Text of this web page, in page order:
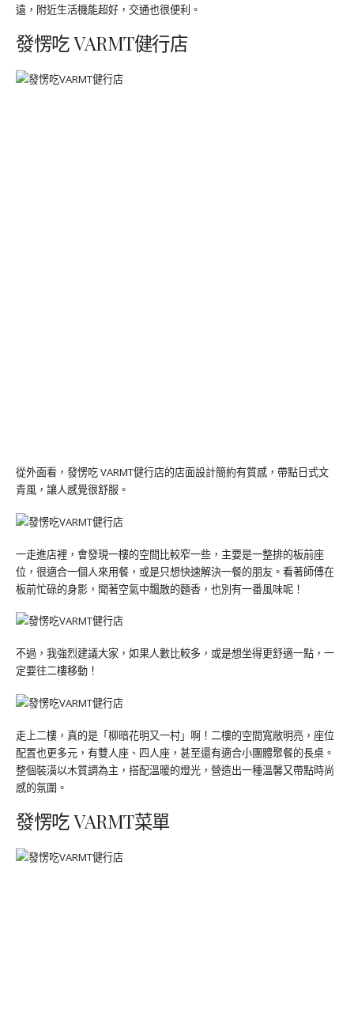
遠，附近生活機能超好，交通也很便利。
發愣吃 VARMT健行店
從外面看，發愣吃 VARMT健行店的店面設計簡約有質感，帶點日式文
青風，讓人感覺很舒服。
一走進店裡，會發現一樓的空間比較窄一些，主要是一整排的板前座
位，很適合一個人來用餐，或是只想快速解決一餐的朋友。看著師傅在
板前忙碌的身影，聞著空氣中飄散的麵香，也別有一番風味呢！
不過，我強烈建議大家，如果人數比較多，或是想坐得更舒適一點，一
定要往二樓移動！
走上二樓，真的是「柳暗花明又一村」啊！二樓的空間寬敞明亮，座位
配置也更多元，有雙人座、四人座，甚至還有適合小團體聚餐的長桌。
整個裝潢以木質調為主，搭配溫暖的燈光，營造出一種溫馨又帶點時尚
感的氛圍。
發愣吃 VARMT菜單